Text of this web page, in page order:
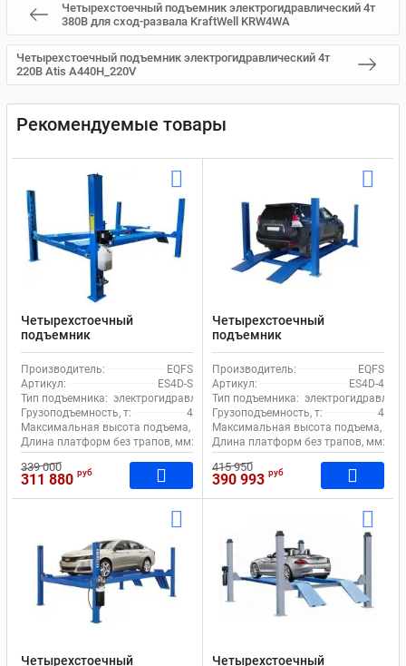
Четырехстоечный подъемник электрогидравлический 4т
380В для сход-развала KraftWell KRW4WA
Четырехстоечный подъемник электрогидравлический 4т
220В Atis А440H_220V
Рекомендуемые товары
Четырехстоечный
подъемник
электрогидравлический 4т
380В для сход-развала
EQFS ES4D-S
Производитель:
EQFS
Артикул:
ES4D-S
Тип подъемника: электрогидравлический
Грузоподъемность, т:
4
Максимальная высота подъема, мм:
1850
Длина платформ без трапов, мм:
4130
339 000
311 880 руб
Четырехстоечный
подъемник
электрогидравлический 4т
380В для сход-развала
EQFS ES4D-4 с траверсой
Производитель:
EQFS
Артикул:
ES4D-4
Тип подъемника:
Грузоподъемность, т:
4
Максимальная высота подъема, мм:
Длина платформ без трапов, мм:
415 950
390 993 руб
Четырехстоечный
Четырехстоечный